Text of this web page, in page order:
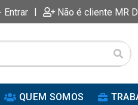
Entrar | Não é cliente MR
QUEM SOMOS